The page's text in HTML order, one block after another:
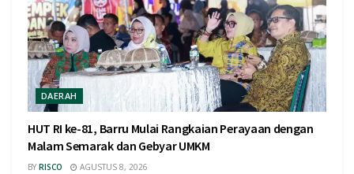
DAERAH
HUT RI ke-81, Barru Mulai Rangkaian Perayaan dengan
Malam Semarak dan Gebyar UMKM
BY RISCO AGUSTUS 8, 2026